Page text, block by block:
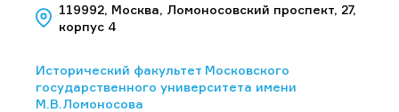
119992, Москва, Ломоносовский проспект, 27,
корпус 4
Исторический факультет Московского
государственного университета имени
М.В.Ломоносова